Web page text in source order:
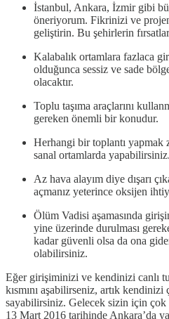
İstanbul, Ankara, İzmir gibi
öneriyorum. Fikrinizi ve
geliştirin. Bu şehirlerin
Kalabalık ortamlara fazlaca
olduğunca sessiz ve sade
olacaktır.
Toplu taşıma araçlarını
gereken önemli bir konudur.
Herhangi bir toplantı yapmak
sanal ortamlarda yapabilirsiniz.
Az hava alayım diye dışarı
açmanız yeterince oksijen
Ölüm Vadisi aşamasında
yine üzerinde durulması
kadar güvenli olsa da ona
olabilirsiniz.
Eğer girişiminizi ve kendinizi canlı
kısmını aşabilirseniz, artık kendinizi
sayabilirsiniz. Gelecek sizin için
13 Mart 2016 tarihinde Ankara’da